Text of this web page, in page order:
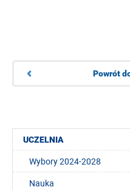
Powrót
UCZELNIA
Wybory 2024-2028
Nauka